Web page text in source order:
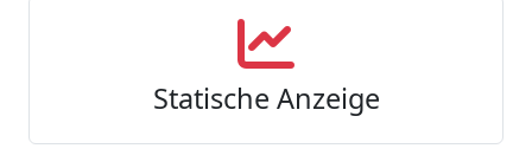
Statische Anzeige